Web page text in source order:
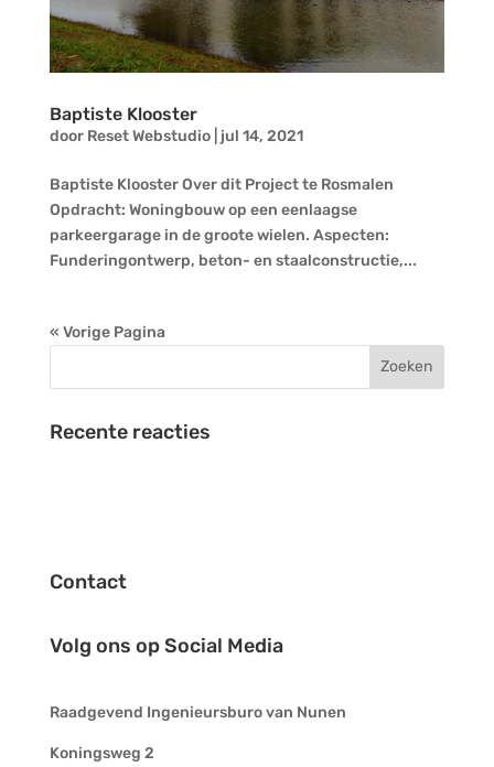
Baptiste Klooster
door Reset Webstudio| jul 14, 2021
Baptiste Klooster Over dit Project te Rosmalen
Opdracht: Woningbouw op een eenlaagse
parkeergarage in de groote wielen. Aspecten:
Funderingontwerp, beton- en staalconstructie,...
« Vorige Pagina
Recente reacties
Contact
Volg ons op Social Media
Raadgevend Ingenieursburo van Nunen​​
Koningsweg 2